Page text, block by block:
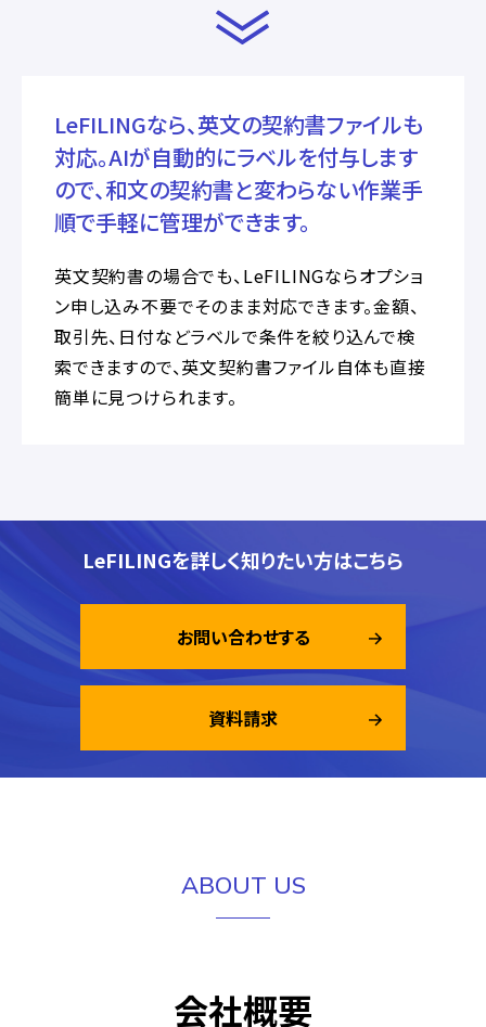
LeFILINGなら、英文の契約書ファイルも
対応。AIが自動的にラベルを付与します
ので、和文の契約書と変わらない作業手
順で手軽に管理ができます。
英文契約書の場合でも、LeFILINGならオプショ
ン申し込み不要でそのまま対応できます。金額、
取引先、日付などラベルで条件を絞り込んで検
索できますので、英文契約書ファイル自体も直接
簡単に見つけられます。
LeFILINGを詳しく知りたい方はこちら
お問い合わせする
資料請求
ABOUT US
会社概要